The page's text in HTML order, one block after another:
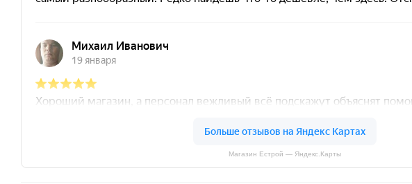
Магазин Естрой — Яндекс.Карты